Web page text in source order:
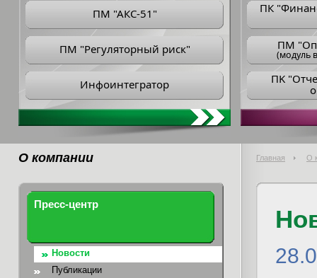
ПМ "АКС-51"
ПМ "Регуляторный риск"
Инфоинтегратор
ПК
ПM
(модуль
ПK
О компании Главная О
Пресс-центр
Новости
Публикации